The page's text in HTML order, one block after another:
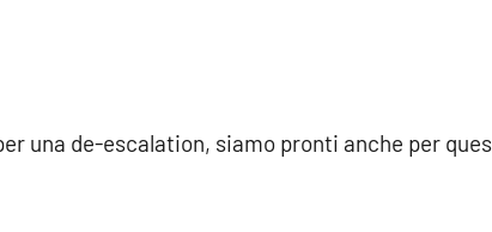
una de-escalation, siamo pronti anche per